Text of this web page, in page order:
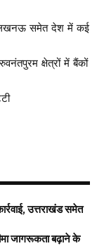
लखनऊ समेत देश में कई
क्षेत्रों में बैंकों
उत्तराखंड समेत
जागरूकता बढ़ाने के